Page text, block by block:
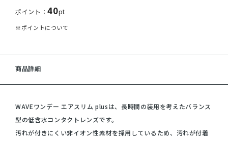
ポイント：40pt
※ポイントについて
商品詳細
WAVEワンデー エアスリム plusは、長時間の装用を考えたバランス
型の低含水コンタクトレンズです。
汚れが付きにくい非イオン性素材を採用しているため、汚れが付着